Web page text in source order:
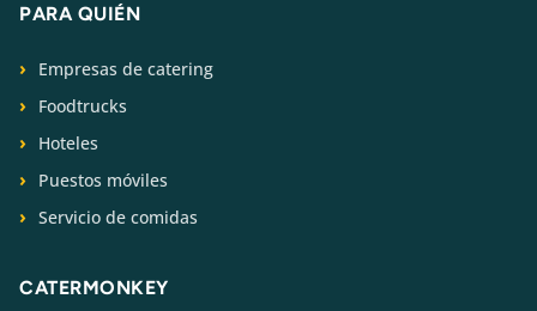
PARA QUIÉN
Empresas de catering
Foodtrucks
Hoteles
Puestos móviles
Servicio de comidas
CATERMONKEY